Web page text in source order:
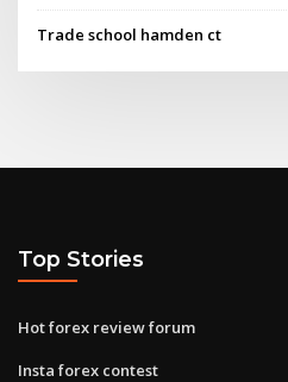
Trade school hamden ct
Top Stories
Hot forex review forum
Insta forex contest